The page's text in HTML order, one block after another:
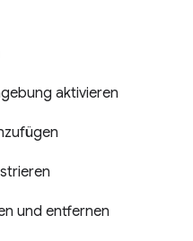
aktivieren
und entfernen